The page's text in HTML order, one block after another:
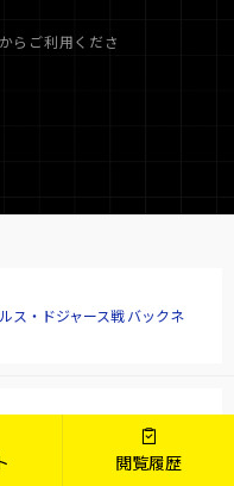
らご利用くださ
ス・ドジャース戦 バックネ
」の国内サポートを貫く理
沖縄コンタクトセンタ
閲覧履歴